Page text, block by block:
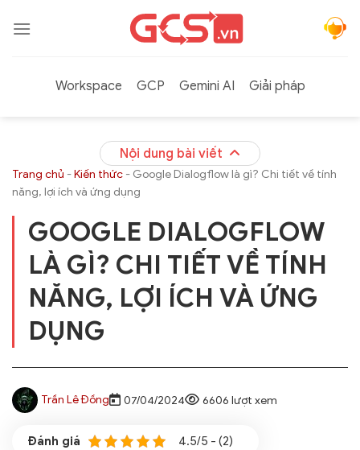
qua
Workspace
GCP Gemini AI Giải pháp
Nội dung bài viết
Trang chủ -Kiến thức - Google Dialogflow là gì? Chi tiết về tính
năng, lợi ích và ứng dụng
GOOGLE DIALOGFLOW
LÀ GÌ? CHI TIẾT VỀ TÍNH
NĂNG, LỢI ÍCH VÀ ỨNG
DỤNG
Trần Lê Đồng 07/04/2024 6606 lượt xem
4.5/5 - (2)